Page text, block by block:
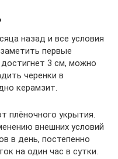
назад и все условия
первые
3 см, можно
черенки в
керамзит.
плёночного укрытия.
внешних условий
в день, постепенно
на один час в сутки.